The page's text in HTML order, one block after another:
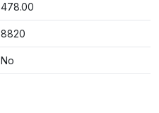
478.00
8820
No